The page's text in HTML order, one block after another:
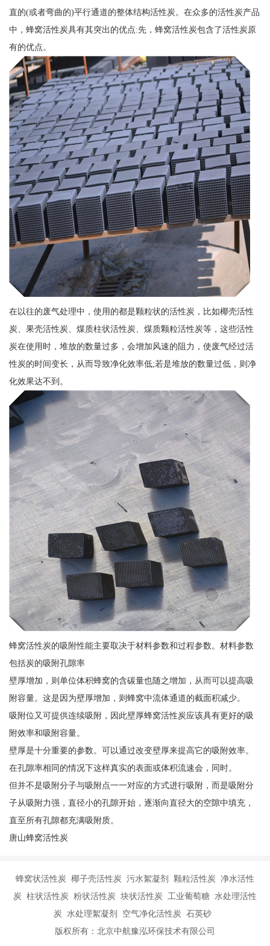
直的(或者弯曲的)平行通道的整体结构活性炭。在众多的活性炭产品
中，蜂窝活性炭具有其突出的优点:先，蜂窝活性炭包含了活性炭原
有的优点。
在以往的废气处理中，使用的都是颗粒状的活性炭，比如椰壳活性
炭、果壳活性炭、煤质柱状活性炭、煤质颗粒活性炭等，这些活性
炭在使用时，堆放的数量过多，会增加风速的阻力，使废气经过活
性炭的时间变长，从而导致净化效率低;若是堆放的数量过低，则净
化效果达不到。
蜂窝活性炭的吸附性能主要取决于材料参数和过程参数。材料参数
包括炭的吸附孔隙率
壁厚增加，则单位体积蜂窝的含碳量也随之增加，从而可以提高吸
附容量。这是因为壁厚增加，则蜂窝中流体通道的截面积减少。
吸附位又可提供连续吸附，因此壁厚蜂窝活性炭应该具有更好的吸
附效率和吸附容量。
壁厚是十分重要的参数。可以通过改变壁厚来提高它的吸附效率。
在孔隙率相同的情况下这样真实的表面或体积流速会，同时。
但并不是吸附分子与吸附点一一对应的方式进行吸附，而是吸附分
子从吸附力强，直径小的孔隙开始，逐渐向直径大的空隙中填充，
直至所有孔隙都充满吸附质。
唐山蜂窝活性炭
蜂窝状活性炭 椰子壳活性炭 污水絮凝剂 颗粒活性炭 净水活性
炭 柱状活性炭 粉状活性炭 块状活性炭 工业葡萄糖 水处理活性
炭 水处理絮凝剂 空气净化活性炭 石英砂
版权所有：北京中航豫泓环保技术有限公司